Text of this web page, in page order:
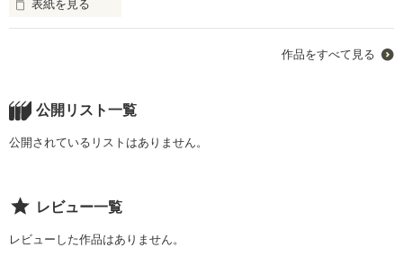
表紙を見る
作品をすべて見る
公開リスト一覧
公開されているリストはありません。
レビュー一覧
レビューした作品はありません。